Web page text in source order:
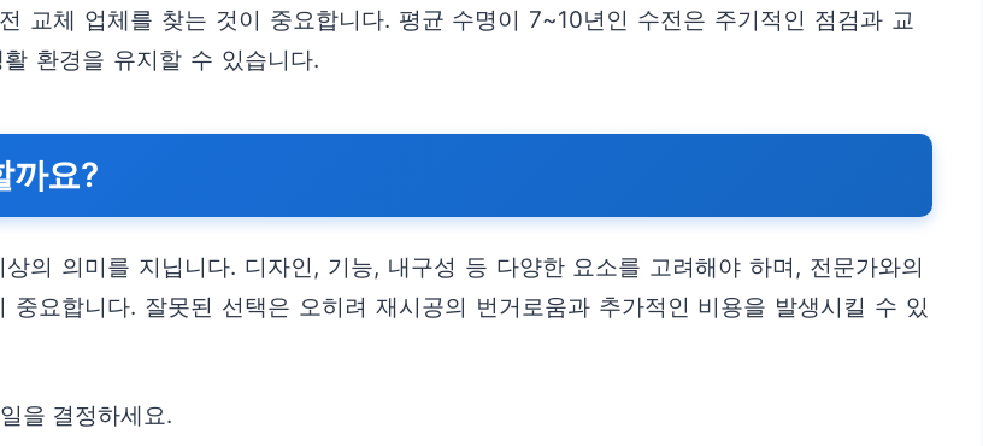
교체 업체를 찾는 것이 중요합니다. 평균 수명이 7~10년인 수전은 주기적인 점검과 교
환경을 유지할 수 있습니다.
까요?
의 의미를 지닙니다. 디자인, 기능, 내구성 등 다양한 요소를 고려해야 하며, 전문가와의
요합니다. 잘못된 선택은 오히려 재시공의 번거로움과 추가적인 비용을 발생시킬 수 있
을 결정하세요.